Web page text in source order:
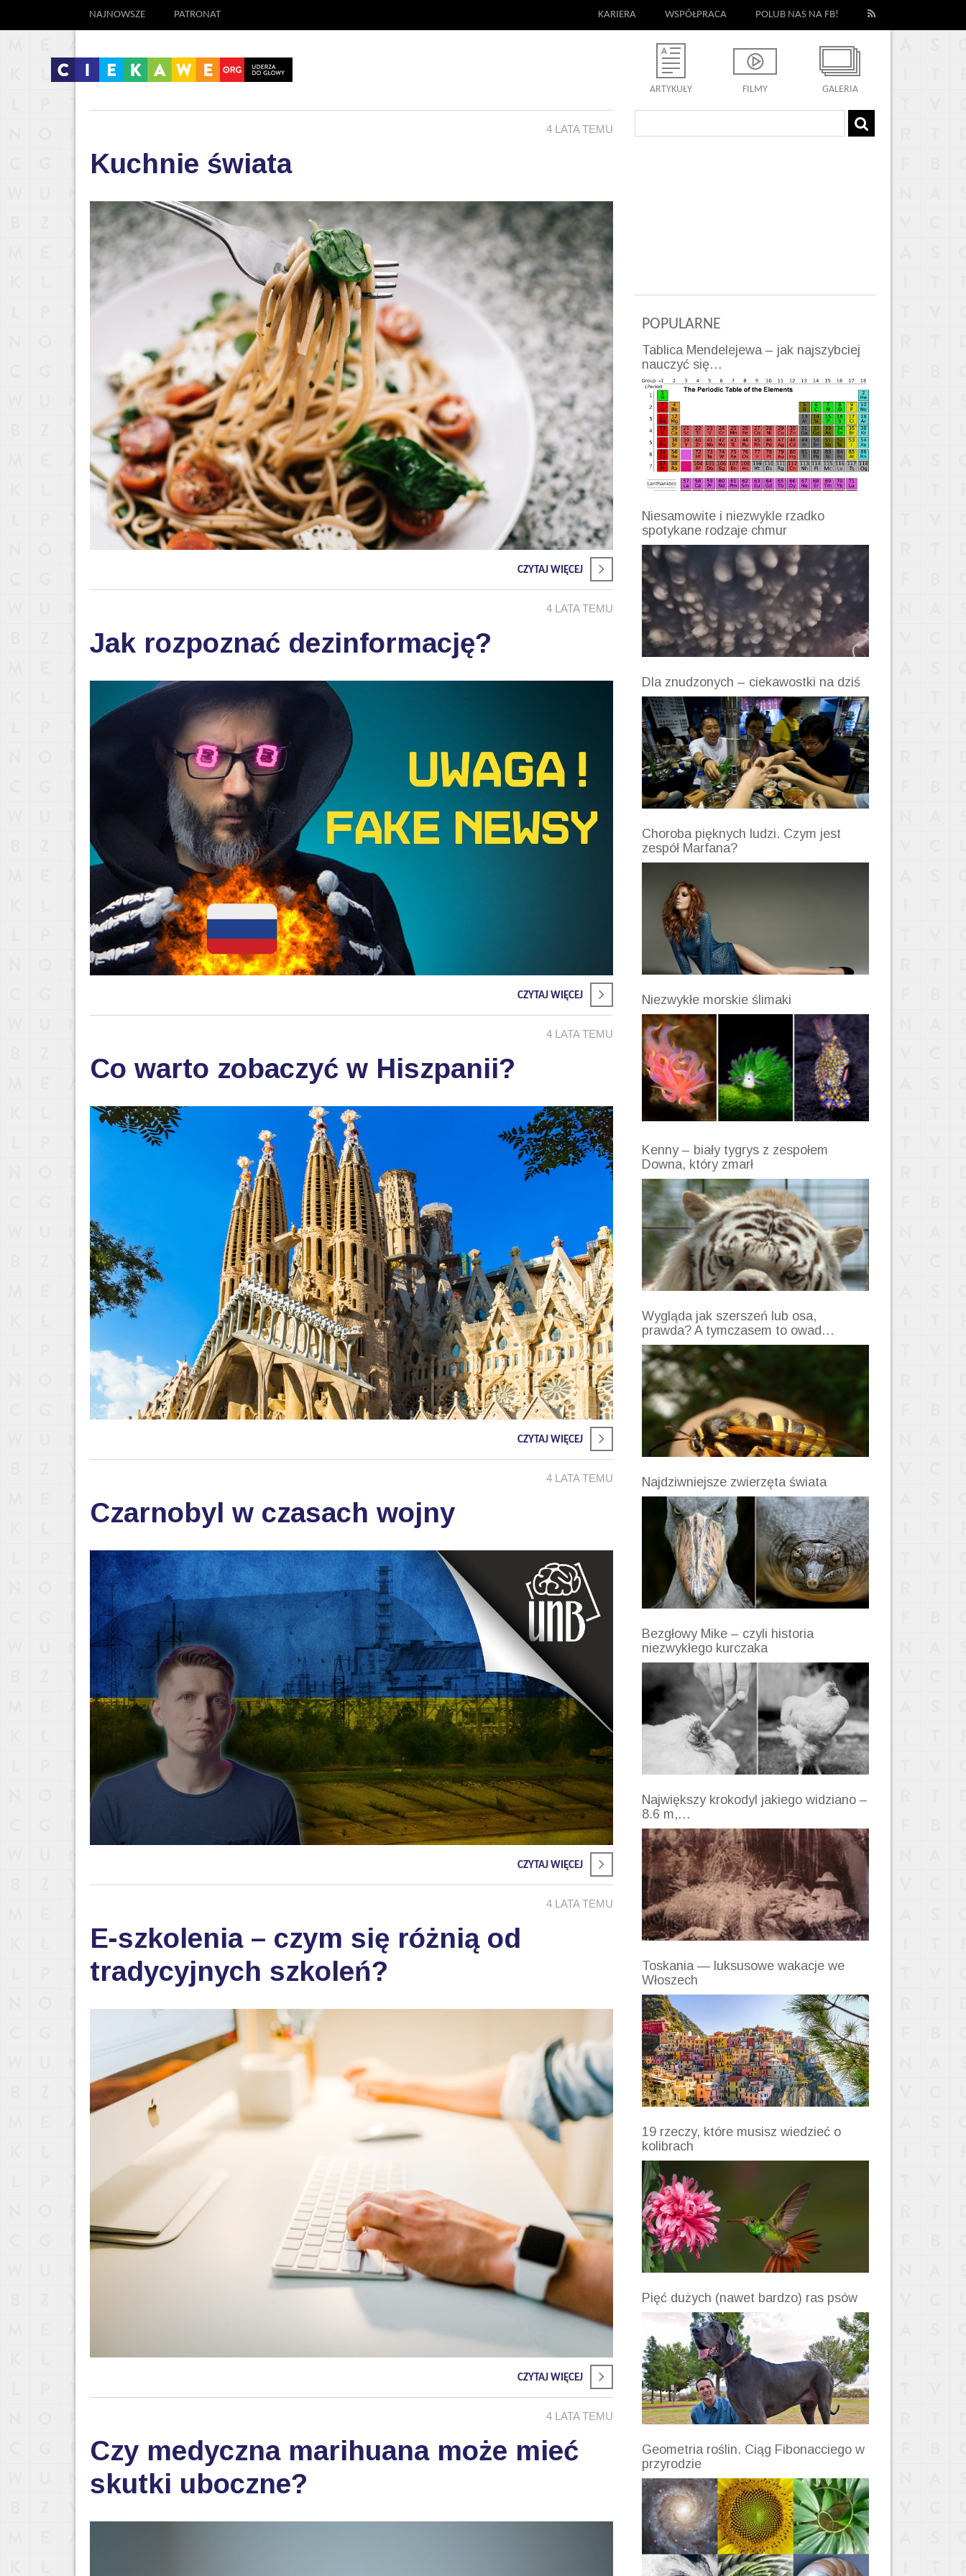
NAJNOWSZE PATRONAT KARIERA WSPÓŁPRACA POLUB NAS NA FB!
ARTYKUŁY FILMY GALERIA
4 LATA TEMU
Kuchnie świata
CZYTAJ WIĘCEJ
4 LATA TEMU
Jak rozpoznać dezinformację?
CZYTAJ WIĘCEJ
4 LATA TEMU
Co warto zobaczyć w Hiszpanii?
CZYTAJ WIĘCEJ
4 LATA TEMU
Czarnobyl w czasach wojny
CZYTAJ WIĘCEJ
4 LATA TEMU
E-szkolenia – czym się różnią od
tradycyjnych szkoleń?
CZYTAJ WIĘCEJ
4 LATA TEMU
Czy medyczna marihuana może mieć
skutki uboczne?
POPULARNE
Tablica Mendelejewa – jak najszybciej
nauczyć się…
Niesamowite i niezwykle rzadko
spotykane rodzaje chmur
Dla znudzonych – ciekawostki na dziś
Choroba pięknych ludzi. Czym jest
zespół Marfana?
Niezwykłe morskie ślimaki
Kenny – biały tygrys z zespołem
Downa, który zmarł
Wygląda jak szerszeń lub osa,
prawda? A tymczasem to owad…
Najdziwniejsze zwierzęta świata
Bezgłowy Mike – czyli historia
niezwykłego kurczaka
Największy krokodyl jakiego widziano –
8.6 m,…
Toskania — luksusowe wakacje we
Włoszech
19 rzeczy, które musisz wiedzieć o
kolibrach
Pięć dużych (nawet bardzo) ras psów
Geometria roślin. Ciąg Fibonacciego w
przyrodzie